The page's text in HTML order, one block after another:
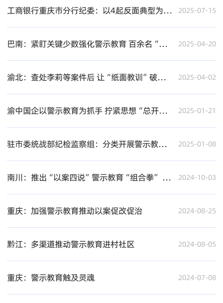
工商银行重庆市分行纪委：以4起反面典型为镜鉴，学员上讲台开展“沉浸式”警示教育 2025-07-15
巴南：紧盯关键少数强化警示教育 百余名“一把手”报告廉政风险点 2025-04-20
渝北：查处李莉等案件后 让“纸面教训”破壁入心 2025-04-02
渝中国企以警示教育为抓手 拧紧思想“总开关” 筑牢拒腐“防火墙” 2025-01-21
驻市委统战部纪检监察组：分类开展警示教育 深入推动以案促改促治 2025-01-08
南川：推出“以案四说”警示教育“组合拳” 4名干部主动交代问题 2024-10-03
重庆：加强警示教育推动以案促改促治 2024-08-25
黔江：多渠道推动警示教育进村社区 2024-08-05
重庆：警示教育触及灵魂 2024-07-08